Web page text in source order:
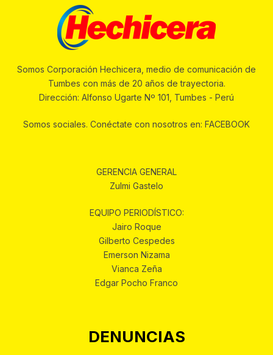
Somos Corporación Hechicera, medio de comunicación de
Tumbes con más de 20 años de trayectoria.
Dirección: Alfonso Ugarte Nº 101, Tumbes - Perú
Somos sociales. Conéctate con nosotros en: FACEBOOK
GERENCIA GENERAL
Zulmi Gastelo
EQUIPO PERIODÍSTICO:
Jairo Roque
Gilberto Cespedes
Emerson Nizama
Vianca Zeña
Edgar Pocho Franco
DENUNCIAS